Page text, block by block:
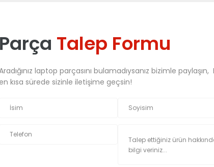
Parça Talep Formu
laptop parçasını bulamadıysanız bizimle paylaşın,
en kısa sürede sizinle iletişime geçsin!